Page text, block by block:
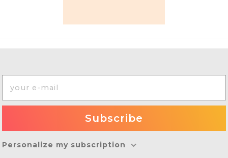
Personalize my subscription